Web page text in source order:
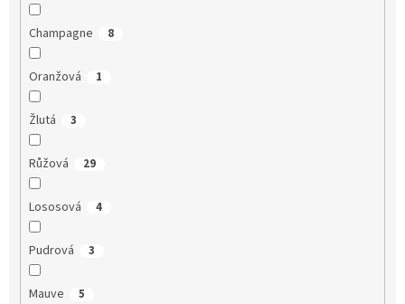
Champagne 8
Oranžová 1
Žlutá 3
Růžová 29
Lososová 4
Pudrová 3
Mauve 5